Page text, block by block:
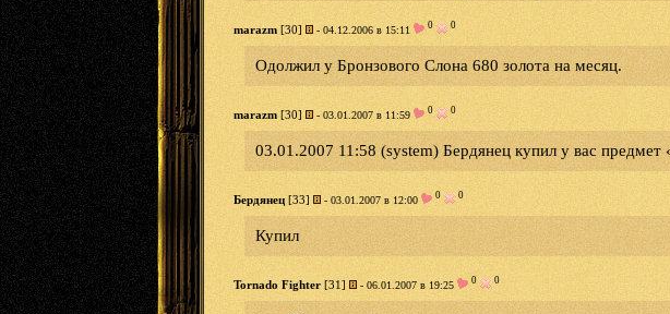
marazm [30] - 04.12.2006 в 15:11 0 0
Одолжил у Бронзового Слона 680 золота на месяц.
marazm [30] - 03.01.2007 в 11:59 0 0
03.01.2007 11:58 (system) Бердянец купил у вас
Бердянец [33] - 03.01.2007 в 12:00 0 0
Купил
Tornado Fighter [31] - 06.01.2007 в 19:25 0 0